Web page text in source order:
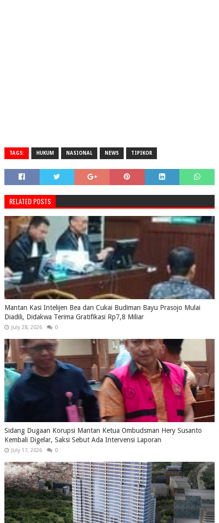
TAGS: HUKUM NASIONAL NEWS TIPIKOR
RELATED POSTS
Mantan Kasi Intelijen Bea dan Cukai Budiman Bayu Prasojo Mulai
Diadili, Didakwa Terima Gratifikasi Rp7,8 Miliar
July 28, 2026 0
Sidang Dugaan Korupsi Mantan Ketua Ombudsman Hery Susanto
Kembali Digelar, Saksi Sebut Ada Intervensi Laporan
July 17, 2026 0